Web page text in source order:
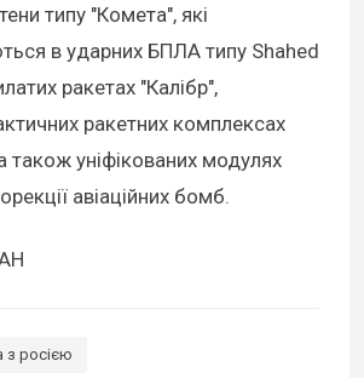
типу "Комета", які
в ударних БПЛА типу Shahed
ракетах "Калібр",
ракетних комплексах
також уніфікованих модулях
авіаційних бомб.
з росією